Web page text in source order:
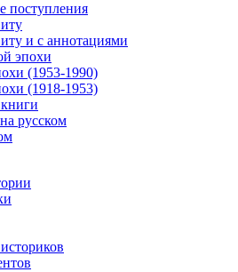
поступления
и с аннотациями
эпохи
(1953-1990)
(1918-1953)
русском